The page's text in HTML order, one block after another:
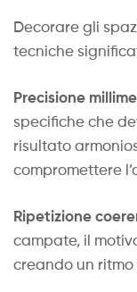
Decorare gli
tecniche
Precisione
specifiche che
risultato
compromettere
Ripetizione
campate, il
creando un